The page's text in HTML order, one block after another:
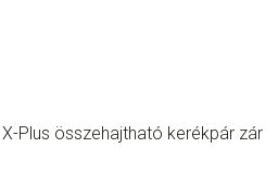
X-Plus összehajtható kerékpár zár